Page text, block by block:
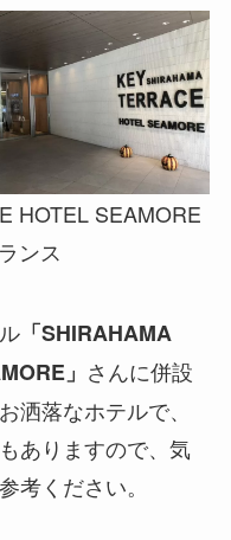
HOTEL SEAMORE
ンス
「SHIRAHAMA
」 さんに併設
洒落なホテルで、
ありますので、気
考ください。